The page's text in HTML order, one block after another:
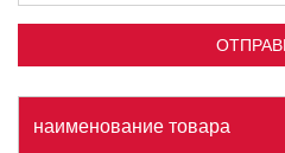
наименование товара